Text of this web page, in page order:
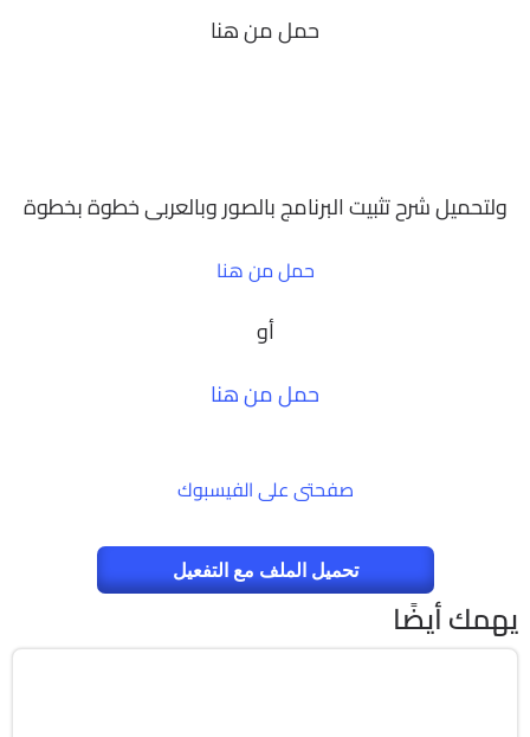
حمل من هنا
ولتحميل شرح تثبيت البرنامج بالصور وبالعربى خطوة بخطوة
حمل من هنا
أو
حمل من هنا
صفحتى على الفيسبوك
تحميل الملف مع التفعيل
يهمك أيضًا